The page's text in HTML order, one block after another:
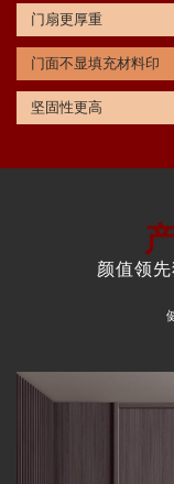
门扇更厚重
门面不显填充材料印
坚固性更高
颜值领